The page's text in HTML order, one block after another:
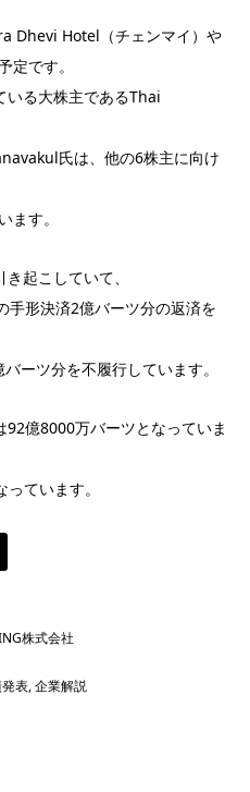
Dhevi Hotel（チェンマイ）や
定です。
いる大株主であるThai
氏は、他の6株主に向け
ます。
起こしていて、
形決済2億バーツ分の返済を
ーツ分を不履行しています。
億8000万バーツとなっていま
ています。
株式会社
表,企業解説